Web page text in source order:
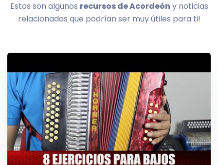
Estos son algunos recursos de Acordeón y noticias
relacionadas que podrían ser muy útiles para ti!